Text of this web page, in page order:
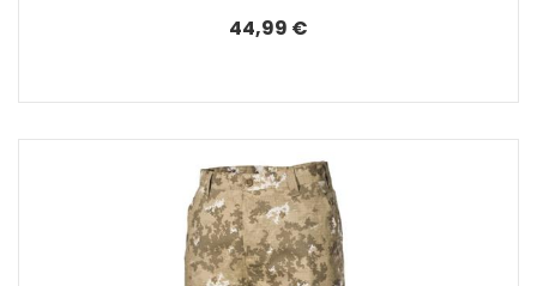
44,99 €